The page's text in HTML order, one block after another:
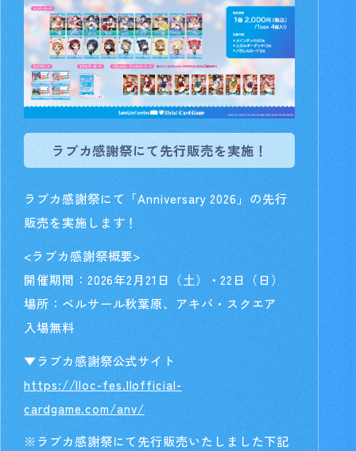
ラブカ感謝祭にて先行販売を実施！
ラブカ感謝祭にて「Anniversary 2026」の先行
販売を実施します！
<ラブカ感謝祭概要>
開催期間：2026年2月21日（土）・22日（日）
場所：ベルサール秋葉原、アキバ・スクエア
入場無料
▼ラブカ感謝祭公式サイト
https://lloc-fes.llofficial-
cardgame.com/anv/
※ラブカ感謝祭にて先行販売いたしました下記